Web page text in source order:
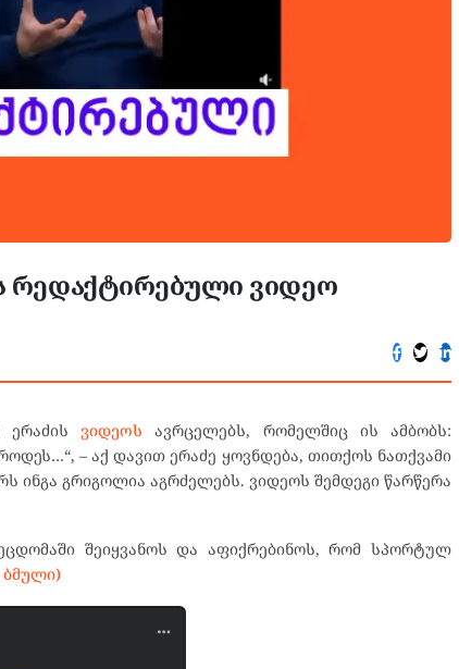
რედაქტირებული ვიდეო
ერაძის ვიდეოს ავრცელებს, რომელშიც ის ამბობს:
– აქ დავით ერაძე ყოვნდება, თითქოს ნათქვამი
ინგა გრიგოლია აგრძელებს. ვიდეოს შემდეგი წარწერა
შეიყვანოს და აფიქრებინოს, რომ სპორტულ
ბმული)